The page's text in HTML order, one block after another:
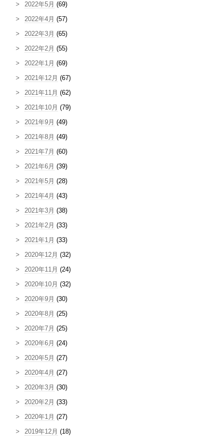
2022年5月 (69)
2022年4月 (57)
2022年3月 (65)
2022年2月 (55)
2022年1月 (69)
2021年12月 (67)
2021年11月 (62)
2021年10月 (79)
2021年9月 (49)
2021年8月 (49)
2021年7月 (60)
2021年6月 (39)
2021年5月 (28)
2021年4月 (43)
2021年3月 (38)
2021年2月 (33)
2021年1月 (33)
2020年12月 (32)
2020年11月 (24)
2020年10月 (32)
2020年9月 (30)
2020年8月 (25)
2020年7月 (25)
2020年6月 (24)
2020年5月 (27)
2020年4月 (27)
2020年3月 (30)
2020年2月 (33)
2020年1月 (27)
2019年12月 (18)